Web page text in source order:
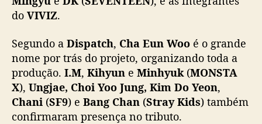
s
p
e
c
i
do VIVIZ.
Segundo a Dispatch, Cha Eun Woo é o grande
nome por trás do projeto, organizando toda a
produção. I.M, Kihyun e Minhyuk(MONSTA
X), Ungjae, Choi Yoo Jung, Kim Do Yeon,
Chani (SF9) e Bang Chan (Stray Kids) também
confirmaram presença no tributo.